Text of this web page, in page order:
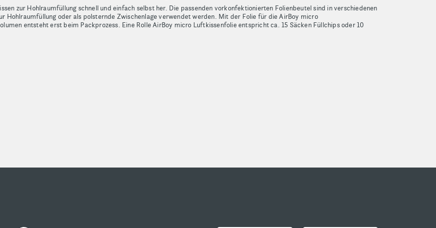
zur Hohlraumfüllung schnell und einfach selbst her. Die passenden vorkonfektionierten Folienbeutel sind in verschiedenen
Hohlraumfüllung oder als polsternde Zwischenlage verwendet werden. Mit der Folie für die AirBoy micro
entsteht erst beim Packprozess. Eine Rolle AirBoy micro Luftkissenfolie entspricht ca. 15 Säcken Füllchips oder 10